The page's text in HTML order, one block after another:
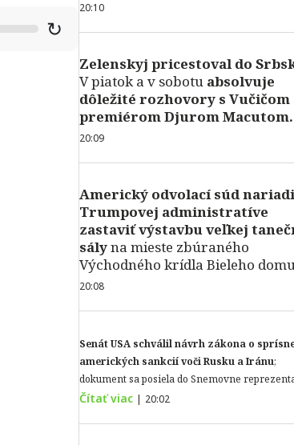
↻
20:10
Zelenskyj pricestoval do
V piatok a v sobotu absolvuje
dôležité rozhovory s Vučičom
premiérom Djurom Macutom.
20:09
Americký odvolací súd
Trumpovej administratíve
zastaviť výstavbu veľkej
sályna mieste zbúraného
Východného krídla Bieleho
20:08
Senát USA schválil návrh zákona o
amerických sankcií voči Rusku a Iránu;
dokument sa posiela do Snemovne
Čítať viac | 20:02